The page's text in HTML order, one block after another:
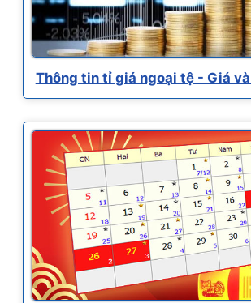
Thông tin tỉ giá ngoại tệ - Giá